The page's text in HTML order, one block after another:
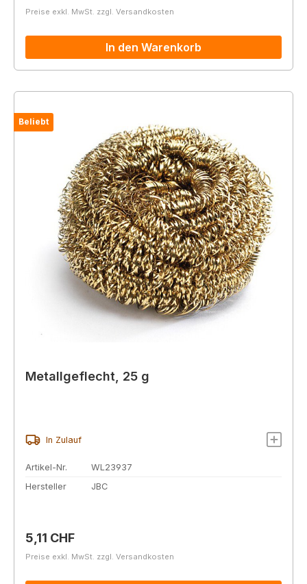
Preise exkl. MwSt. zzgl. Versandkosten
In den Warenkorb
Beliebt
Metallgeflecht, 25 g
In Zulauf
Artikel-Nr.
WL23937
Hersteller
JBC
Regulärer Preis:
5,11 CHF
Preise exkl. MwSt. zzgl. Versandkosten